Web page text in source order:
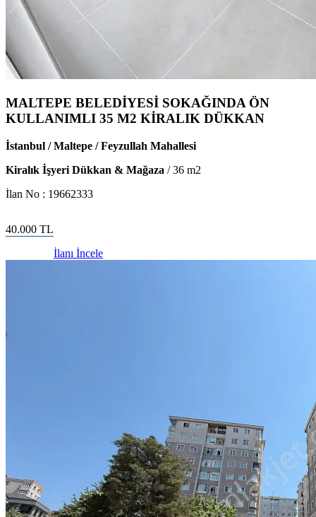
MALTEPE BELEDİYESİ SOKAĞINDA ÖN
KULLANIMLI 35 M2 KİRALIK DÜKKAN
İstanbul / Maltepe / Feyzullah Mahallesi
Kiralık İşyeri Dükkan & Mağaza /36 m2
İlan No : 19662333
40.000 TL
İlanı İncele